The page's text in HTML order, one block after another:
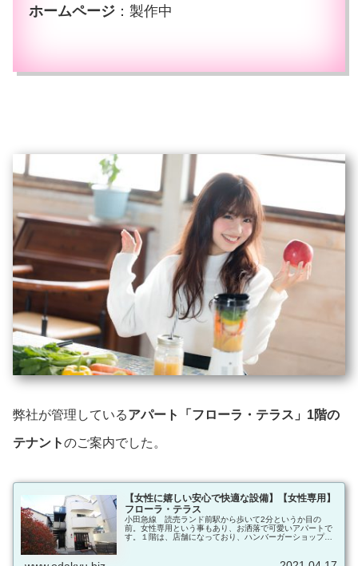
ホームページ ：製作中
弊社が管理しているアパート「フローラ・テラス」1階の
テナントのご案内でした。
【女性に嬉しい安心で快適な設備】【女性専用】
フローラ・テラス
小田急線 読売ランド前駅から歩いて2分というか目の
前。女性専用という事もあり、お洒落で可愛いアパートで
す。１階は、店舗になっており、ハンバーガーショップ